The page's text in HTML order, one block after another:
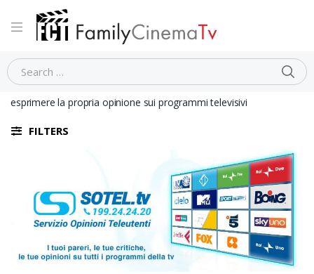
Home Non categorizzato
SOTEL-TV un sito per poter
esprimere la propria opinione sui programmi televisivi
FILTERS